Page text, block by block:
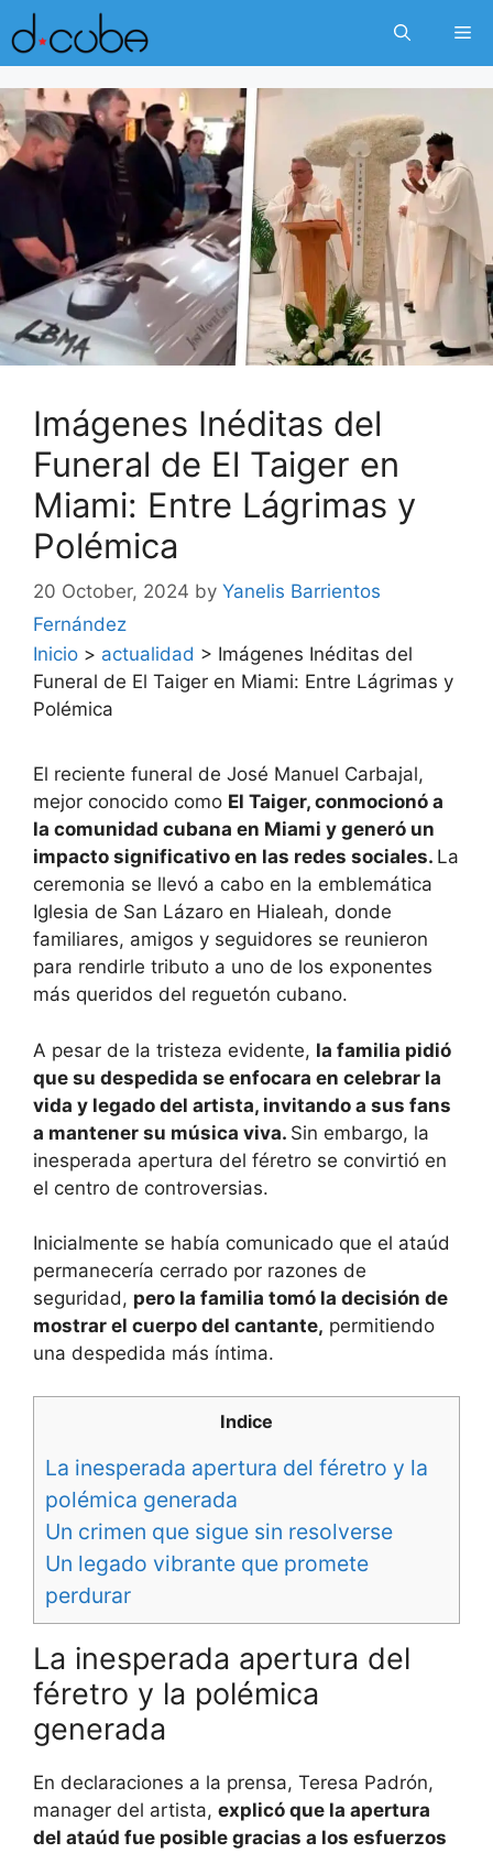
Skip
to
content
Imágenes Inéditas del
Funeral de El Taiger en
Miami: Entre Lágrimas y
Polémica
20 October, 2024 by Yanelis Barrientos
Fernández
Inicio > actualidad > Imágenes Inéditas del
Funeral de El Taiger en Miami: Entre Lágrimas y
Polémica
El reciente funeral de José Manuel Carbajal,
mejor conocido como El Taiger, conmocionó a
la comunidad cubana en Miami y generó un
impacto significativo en las redes sociales. La
ceremonia se llevó a cabo en la emblemática
Iglesia de San Lázaro en Hialeah, donde
familiares, amigos y seguidores se reunieron
para rendirle tributo a uno de los exponentes
más queridos del reguetón cubano.
A pesar de la tristeza evidente, la familia pidió
que su despedida se enfocara en celebrar la
vida y legado del artista, invitando a sus fans
a mantener su música viva. Sin embargo, la
inesperada apertura del féretro se convirtió en
el centro de controversias.
Inicialmente se había comunicado que el ataúd
permanecería cerrado por razones de
seguridad, pero la familia tomó la decisión de
mostrar el cuerpo del cantante, permitiendo
una despedida más íntima.
Indice
La inesperada apertura del féretro y la
polémica generada
Un crimen que sigue sin resolverse
Un legado vibrante que promete
perdurar
La inesperada apertura del
féretro y la polémica
generada
En declaraciones a la prensa, Teresa Padrón,
manager del artista, explicó que la apertura
del ataúd fue posible gracias a los esfuerzos